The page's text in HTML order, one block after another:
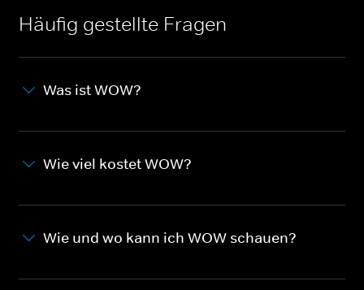
Häufig gestellte Fragen
Was ist WOW?
Wie viel kostet WOW?
Wie und wo kann ich WOW schauen?